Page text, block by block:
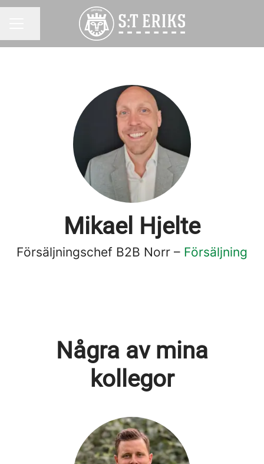
Mikael Hjelte
Försäljningschef B2B Norr – Försäljning
Några av mina
kollegor